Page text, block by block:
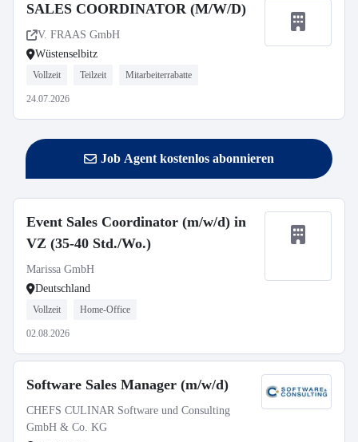
SALES COORDINATOR (M/W/D)
V. FRAAS GmbH
Wüstenselbitz
Vollzeit Teilzeit Mitarbeiterrabatte
24.07.2026
Job Agent kostenlos abonnieren
Event Sales Coordinator (m/w/d) in
VZ (35-40 Std./Wo.)
Marissa GmbH
Deutschland
Vollzeit Home-Office
02.08.2026
Software Sales Manager (m/w/d)
CHEFS CULINAR Software und Consulting
GmbH & Co. KG